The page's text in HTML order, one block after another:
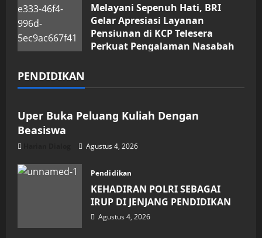
Melayani Sepenuh Hati, BRI
Gelar Apresiasi Layanan
Pensiunan di KCP Telesera
Perkuat Pengalaman Nasabah
PENDIDIKAN
Pendidikan
Uper Buka Peluang Kuliah Dengan
Beasiswa
Agustus 4, 2026
Pendidikan
KEHADIRAN POLRI SEBAGAI
IRUP DI JENJANG PENDIDIKAN
Agustus 4, 2026